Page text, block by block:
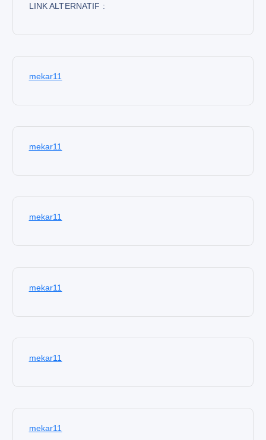
LINK ALTERNATIF :
mekar11
mekar11
mekar11
mekar11
mekar11
mekar11